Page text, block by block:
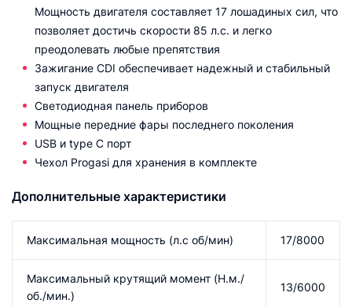
Мощность двигателя составляет 17 лошадиных сил, что
позволяет достичь скорости 85 л.с. и легко
преодолевать любые препятствия
Зажигание CDI обеспечивает надежный и стабильный
запуск двигателя
Светодиодная панель приборов
Мощные передние фары последнего поколения
USB и type C порт
Чехол Progasi для хранения в комплекте
Дополнительные характеристики
Максимальная мощность (л.с об/мин) 17/8000
Максимальный крутящий момент (Н.м./
об./мин.)
13/6000